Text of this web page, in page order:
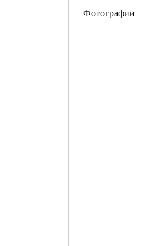
Фотографии